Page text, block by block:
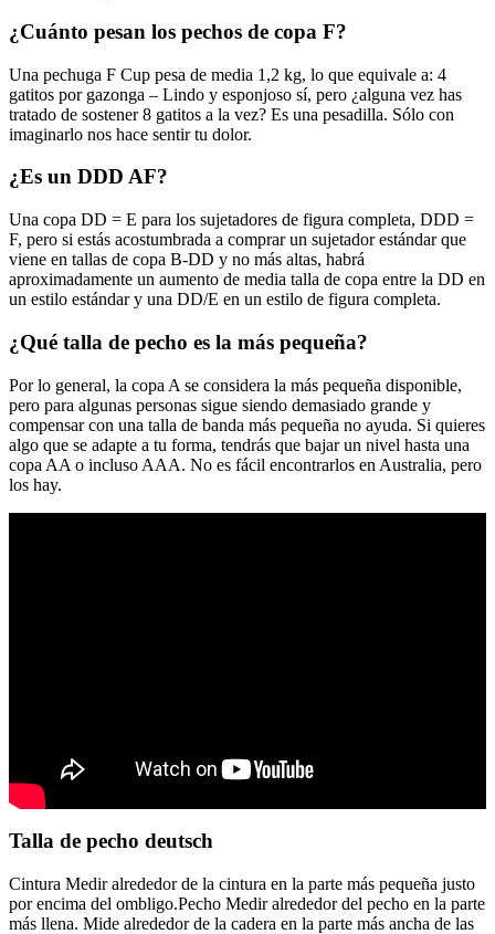
¿Cuánto pesan los pechos de copa F?
Una pechuga F Cup pesa de media 1,2 kg, lo que equivale a: 4
gatitos por gazonga – Lindo y esponjoso sí, pero ¿alguna vez has
tratado de sostener 8 gatitos a la vez? Es una pesadilla. Sólo con
imaginarlo nos hace sentir tu dolor.
¿Es un DDD AF?
Una copa DD = E para los sujetadores de figura completa, DDD =
F, pero si estás acostumbrada a comprar un sujetador estándar que
viene en tallas de copa B-DD y no más altas, habrá
aproximadamente un aumento de media talla de copa entre la DD en
un estilo estándar y una DD/E en un estilo de figura completa.
¿Qué talla de pecho es la más pequeña?
Por lo general, la copa A se considera la más pequeña disponible,
pero para algunas personas sigue siendo demasiado grande y
compensar con una talla de banda más pequeña no ayuda. Si quieres
algo que se adapte a tu forma, tendrás que bajar un nivel hasta una
copa AA o incluso AAA. No es fácil encontrarlos en Australia, pero
los hay.
Talla de pecho deutsch
Cintura Medir alrededor de la cintura en la parte más pequeña justo
por encima del ombligo.Pecho Medir alrededor del pecho en la parte
más llena. Mide alrededor de la cadera en la parte más ancha de las